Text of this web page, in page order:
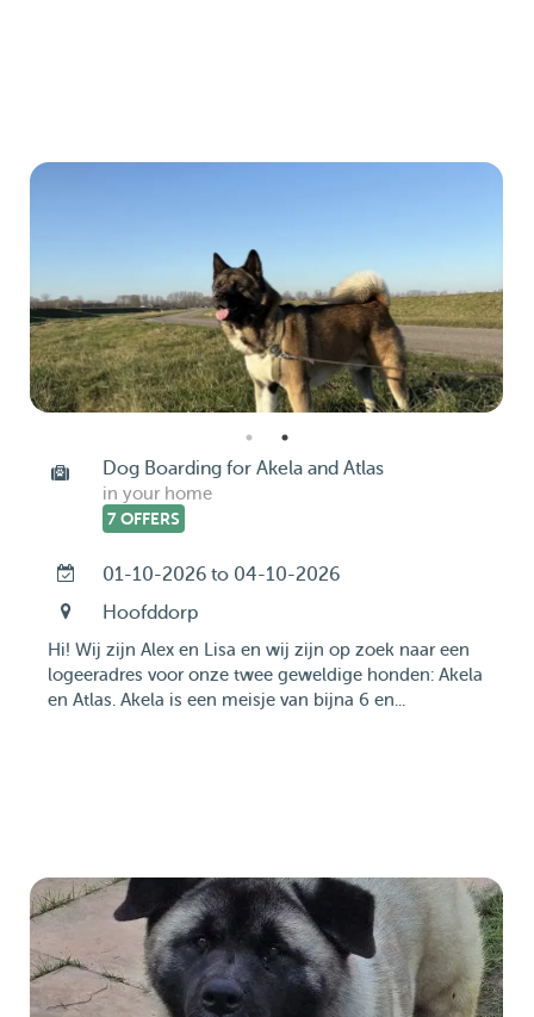
Dog Boarding for Akela and Atlas
in your home
7 OFFERS
01-10-2026 to 04-10-2026
Hoofddorp
Hi! Wij zijn Alex en Lisa en wij zijn op zoek naar een
logeeradres voor onze twee geweldige honden: Akela
en Atlas. Akela is een meisje van bijna 6 en...